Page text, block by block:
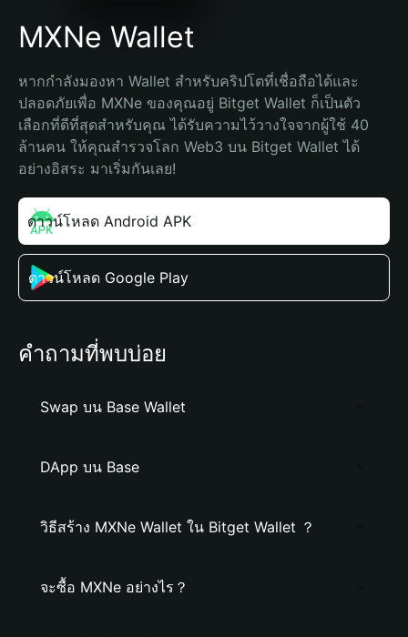
MXNe Wallet
หากกำลังมองหา Wallet สำหรับคริปโตที่เชื่อถือได้และ
ปลอดภัยเพื่อ MXNe ของคุณอยู่ Bitget Wallet ก็เป็นตัว
เลือกที่ดีที่สุดสำหรับคุณ ได้รับความไว้วางใจจากผู้ใช้ 40
ล้านคน ให้คุณสำรวจโลก Web3 บน Bitget Wallet ได้
อย่างอิสระ มาเริ่มกันเลย!
ดาวน์โหลด Android APK
ดาวน์โหลด Google Play
คำถามที่พบบ่อย
Swap บน Base Wallet
DApp บน Base
วิธีสร้าง MXNe Wallet ใน Bitget Wallet ？
จะซื้อ MXNe อย่างไร？